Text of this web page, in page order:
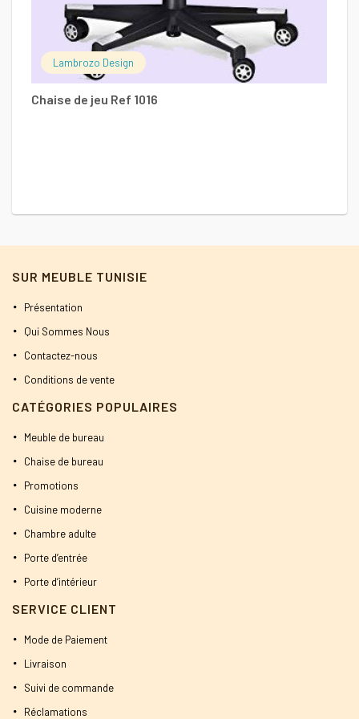
Lambrozo Design
Chaise de jeu Ref 1016
SUR MEUBLE TUNISIE
Présentation
Qui Sommes Nous
Contactez-nous
Conditions de vente
CATÉGORIES POPULAIRES
Meuble de bureau
Chaise de bureau
Promotions
Cuisine moderne
Chambre adulte
Porte d’entrée
Porte d’intérieur
SERVICE CLIENT
Mode de Paiement
Livraison
Suivi de commande
Réclamations